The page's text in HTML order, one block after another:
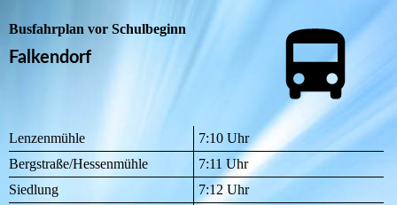
Busfahrplan vor Schulbeginn
Falkendorf
Lenzenmühle
7:10 Uhr
Bergstraße/Hessenmühle
7:11 Uhr
Siedlung
7:12 Uhr